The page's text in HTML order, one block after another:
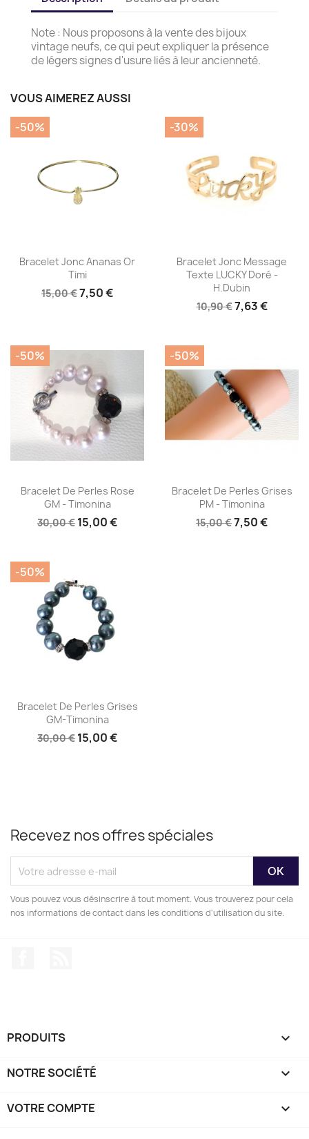
Note : Nous proposons à la vente des bijoux
vintage neufs, ce qui peut expliquer la présence
de légers signes d'usure liés à leur ancienneté.
VOUS AIMEREZ AUSSI
Aperçu rapide
Bracelet Jonc Ananas Or
Timi
15,00 €7,50 €
-50%
Aperçu rapide
Bracelet Jonc Message
Texte LUCKY Doré -
H.Dubin
10,90 €7,63 €
-30%
Aperçu rapide
Bracelet De Perles Rose
GM - Timonina
30,00 € 15,00 €
-50%
Aperçu rapide
Bracelet De Perles Grises
PM - Timonina
15,00 €7,50 €
-50%
Aperçu rapide
Bracelet De Perles Grises
GM-Timonina
30,00 € 15,00 €
-50%
Recevez nos offres spéciales
Vous pouvez vous désinscrire à tout moment. Vous trouverez pour cela
nos informations de contact dans les conditions d'utilisation du site.
PRODUITS 
NOTRE SOCIÉTÉ 
VOTRE COMPTE 